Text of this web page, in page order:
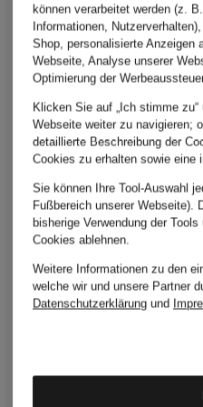
BRAX
CALIDA
COS
dea
können verarbeitet werden (z.
Informationen,
Shop, personalisierte Anzeigen
Webseite, Analyse unserer
Optimierung der
Klicken Sie auf „Ich stimme
Webseite weiter zu navigieren;
detaillierte Beschreibung der
Cookies zu erhalten sowie eine
Sie können Ihre Tool-Auswahl
Fußbereich unserer Webseite).
bisherige Verwendung der
Cookies ablehnen.
Weitere Informationen zu den
welche wir und unsere Partner
Datenschutzerklärung und